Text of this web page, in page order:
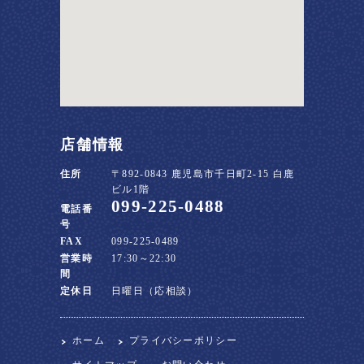
店舗情報
住所
〒892-0843 鹿児島市千日町2-15 白鹿
ビル1階
電話番
号
099-225-0488
FAX
099-225-0489
営業時
間
17:30～22:30
定休日 日曜日（応相談）
ホーム プライバシーポリシー